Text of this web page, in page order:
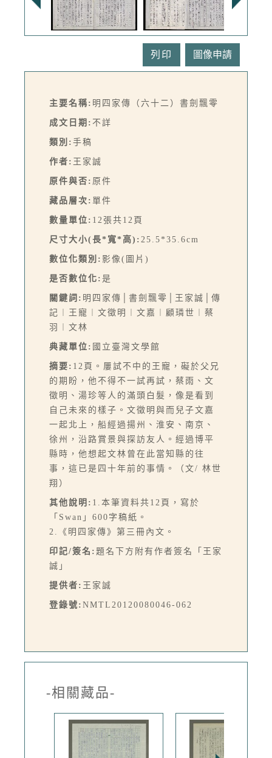
列印
主要名稱: 明四家傳（六十二）書劍飄零
成文日期: 不詳
類別: 手稿
作者: 王家誠
原件與否: 原件
藏品層次: 單件
數量單位: 12張共12頁
尺寸大小(長*寬*高): 25.5*35.6cm
數位化類別: 影像(圖片)
是否數位化: 是
關鍵詞: 明四家傳│書劍飄零│王家誠│傳
記︱王寵︱文徵明︱文嘉︱顧璘世︱蔡
羽︱文林
典藏單位: 國立臺灣文學館
摘要: 12頁。屢試不中的王寵，礙於父兄
的期盼，他不得不一試再試，蔡雨、文
徵明、湯珍等人的滿頭白髮，像是看到
自己未來的樣子。文徵明與而兒子文嘉
一起北上，船經過揚州、淮安、南京、
徐州，沿路賞景與探訪友人。經過博平
縣時，他想起文林曾在此當知縣的往
事，這已是四十年前的事情。（文/ 林世
翔）
其他說明: 1.本筆資料共12頁，寫於
「Swan」600字稿紙。
2.《明四家傳》第三冊內文。
印記/簽名: 題名下方附有作者簽名「王家
誠」
提供者: 王家誠
登錄號: NMTL20120080046-062
-相關藏品-